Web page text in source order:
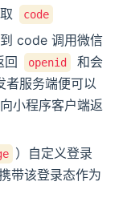
code
code 调用微信
回
openid
和会
者服务端便可以
小程序客户端返
）自定义登录
带该登录态作为